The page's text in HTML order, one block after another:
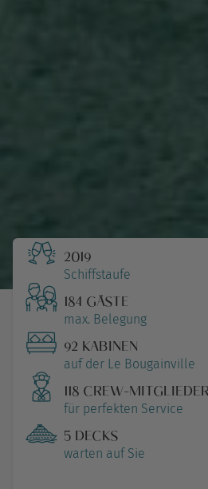
2019
Schiffstaufe
184 GÄSTE
max. Belegung
92 KABINEN
auf der Le Bougainville
118 CREW-MITGLIEDER
für perfekten Service
5 DECKS
warten auf Sie